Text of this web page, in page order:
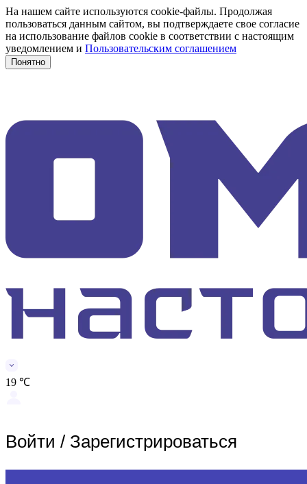
На нашем сайте используются cookie-файлы. Продолжая
пользоваться данным сайтом, вы подтверждаете свое согласие
на использование файлов cookie в соответствии с настоящим
уведомлением и Пользовательским соглашением
Понятно
19 ℃
Войти / Зарегистрироваться